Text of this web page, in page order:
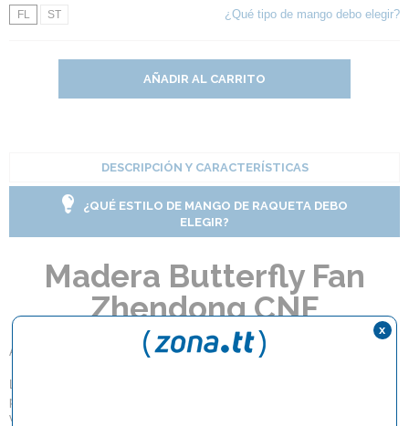
FL ST ¿Qué tipo de mango debo elegir?
AÑADIR AL CARRITO
DESCRIPCIÓN Y CARACTERÍSTICAS
¿QUÉ ESTILO DE MANGO DE RAQUETA DEBO
ELEGIR?
Madera Butterfly Fan
Zhendong CNF
Alta reacción y sensación de largo tiempo de permanencia.
La nanofibra de celulosa, una fibra artificial de nanotecnología,
proporciona a esta madera una alta velocidad y una propiedad de baja
vibración. A la vez que permite realizar golpes potentes, la madera
x